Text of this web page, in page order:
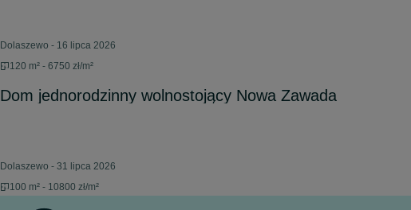
Dolaszewo - 16 lipca 2026
120 m² - 6750 zł/m²
Dom jednorodzinny wolnostojący Nowa Zawada
Dolaszewo - 31 lipca 2026
100 m² - 10800 zł/m²